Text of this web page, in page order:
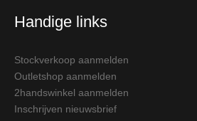
Handige links
Stockverkoop aanmelden
Outletshop aanmelden
2handswinkel aanmelden
Inschrijven nieuwsbrief